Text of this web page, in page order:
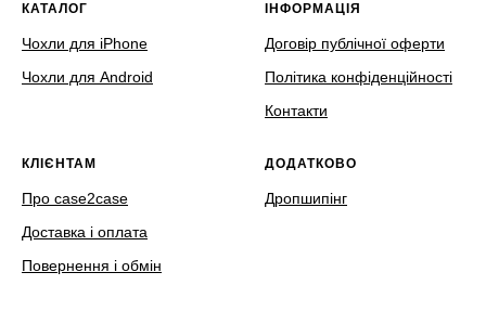
КАТАЛОГ
Чохли для iPhone
Чохли для Android
ІНФОРМАЦІЯ
Договір публічної оферти
Політика конфіденційності
Контакти
КЛІЄНТАМ
Про case2case
Доставка і оплата
Повернення і обмін
ДОДАТКОВО
Дропшипінг